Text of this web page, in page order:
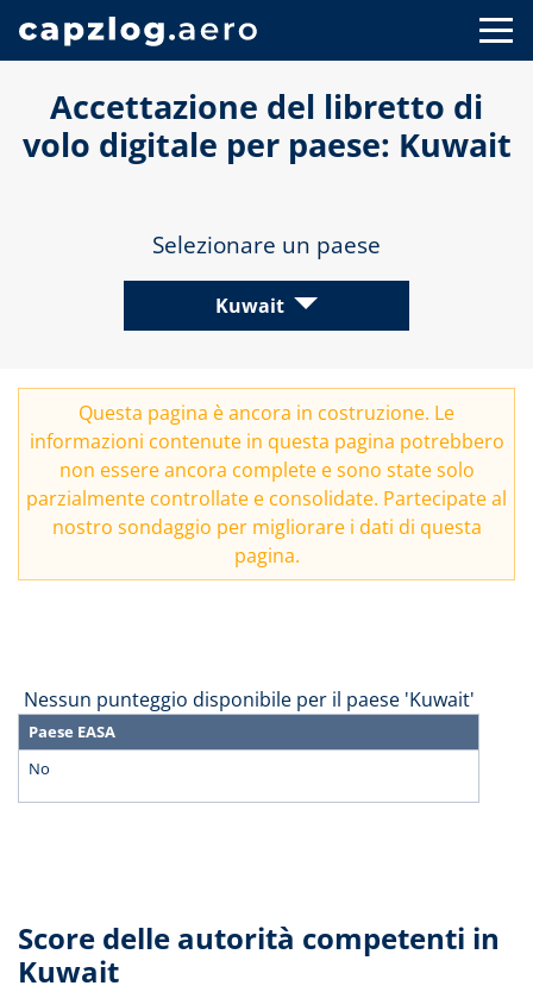
Accettazione del libretto di
volo digitale per paese: Kuwait
Selezionare un paese
Kuwait
Questa pagina è ancora in costruzione. Le
informazioni contenute in questa pagina potrebbero
non essere ancora complete e sono state solo
parzialmente controllate e consolidate. Partecipate al
nostro sondaggio per migliorare i dati di questa
pagina.
Nessun punteggio disponibile per il paese 'Kuwait'
Paese EASA
No
Score delle autorità competenti in
Kuwait